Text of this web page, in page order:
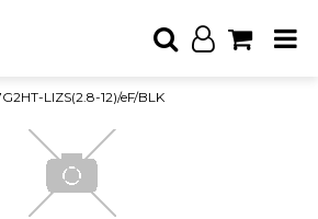
LIZS(2.8-12)/eF/BLK